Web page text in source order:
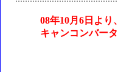
08年10月6日よ
キャンコンバー